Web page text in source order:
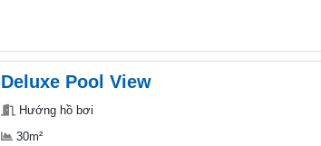
Deluxe Pool View
Hướng hồ bơi
30m²